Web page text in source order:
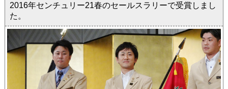
2016年センチュリー21春のセールスラリーで受賞しまし
た。